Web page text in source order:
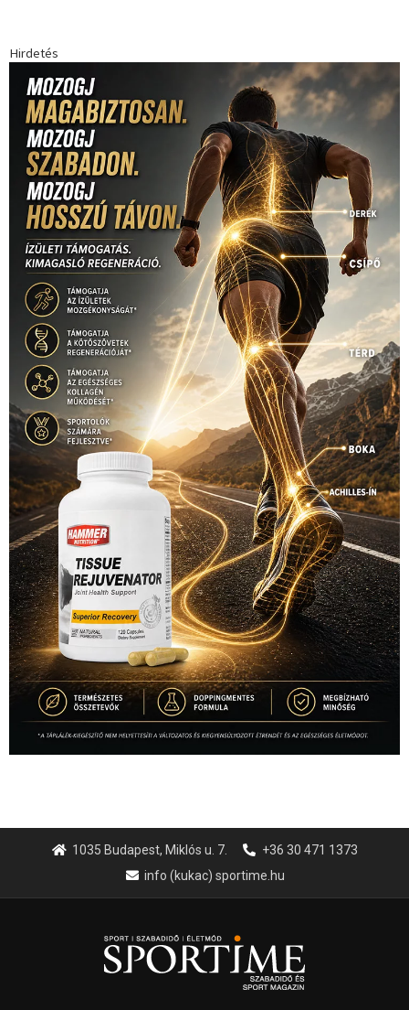
Hirdetés
1035 Budapest, Miklós u. 7.
+36 30 471 1373
info (kukac) sportime.hu